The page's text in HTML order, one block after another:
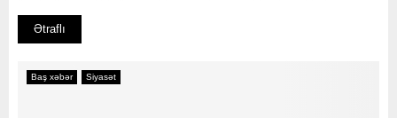
Ətraflı
Baş xəbər Siyasət